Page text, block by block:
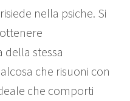
nella psiche. Si
della stessa
che risuoni con
che comporti